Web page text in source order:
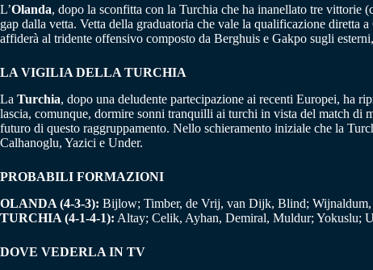
L’Olanda, dopo la sconfitta con la Turchia che ha inanellato tre vittorie
gap dalla vetta. Vetta della graduatoria che vale la qualificazione diretta
affiderà al tridente offensivo composto da Berghuis e Gakpo sugli
LA VIGILIA DELLA TURCHIA
La Turchia, dopo una deludente partecipazione ai recenti Europei, ha
lascia, comunque, dormire sonni tranquilli ai turchi in vista del match di
futuro di questo raggruppamento. Nello schieramento iniziale che la
Calhanoglu, Yazici e Under.
PROBABILI FORMAZIONI
OLANDA (4-3-3): Bijlow; Timber, de Vrij, van Dijk, Blind; Wijnaldum,
TURCHIA (4-1-4-1): Altay; Celik, Ayhan, Demiral, Muldur; Yokuslu;
DOVE VEDERLA IN TV